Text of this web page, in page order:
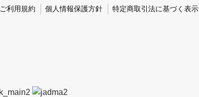
ご利用規約 個人情報保護方針 特定商取引法に基づく表示